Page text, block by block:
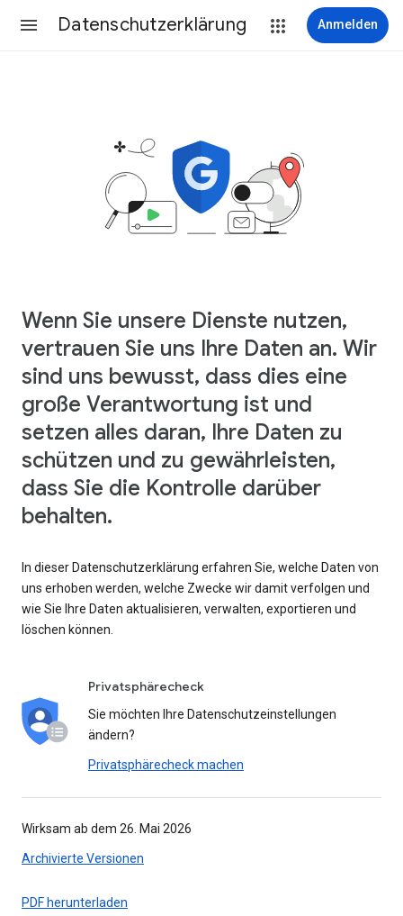
Datenschutzerklärung Anmelden
Wenn Sie unsere Dienste nutzen,
vertrauen Sie uns Ihre Daten an. Wir
sind uns bewusst, dass dies eine
große Verantwortung ist und
setzen alles daran, Ihre Daten zu
schützen und zu gewährleisten,
dass Sie die Kontrolle darüber
behalten.
In dieser Datenschutzerklärung erfahren Sie, welche Daten von
uns erhoben werden, welche Zwecke wir damit verfolgen und
wie Sie Ihre Daten aktualisieren, verwalten, exportieren und
löschen können.
Privatsphärecheck
Sie möchten Ihre Datenschutzeinstellungen
ändern?
Privatsphärecheck machen
Wirksam ab dem 26. Mai 2026
Archivierte Versionen
PDF herunterladen